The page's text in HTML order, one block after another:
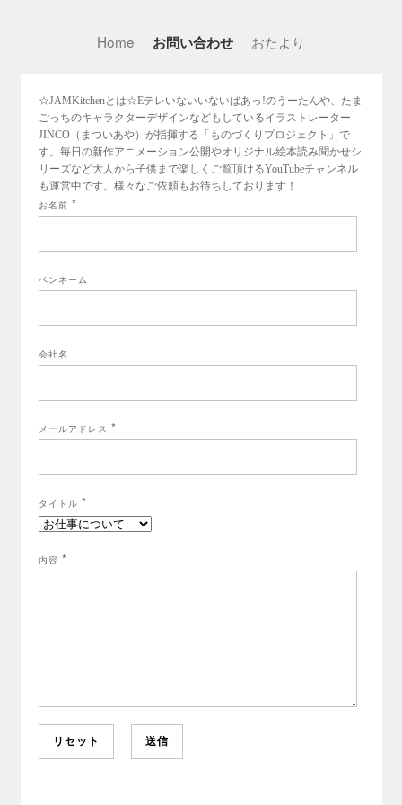
Home お問い合わせ おたより
☆JAMKitchenとは☆Eテレいないいないばあっ!のうーたんや、たま
ごっちのキャラクターデザインなどもしているイラストレーター
JINCO（まついあや）が指揮する「ものづくりプロジェクト」で
す。毎日の新作アニメーション公開やオリジナル絵本読み聞かせシ
リーズなど大人から子供まで楽しくご覧頂けるYouTubeチャンネル
も運営中です。様々なご依頼もお待ちしております！
お名前 *
ペンネーム
会社名
メールアドレス *
タイトル *
内容 *